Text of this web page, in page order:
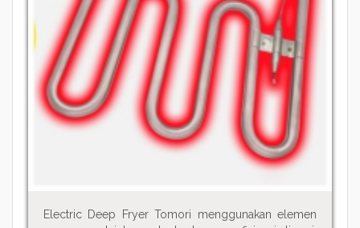
Electric Deep Fryer Tomori menggunakan elemen